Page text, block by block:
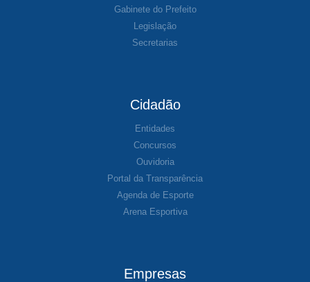
Gabinete do Prefeito
Legislação
Secretarias
Cidadão
Entidades
Concursos
Ouvidoria
Portal da Transparência
Agenda de Esporte
Arena Esportiva
Empresas